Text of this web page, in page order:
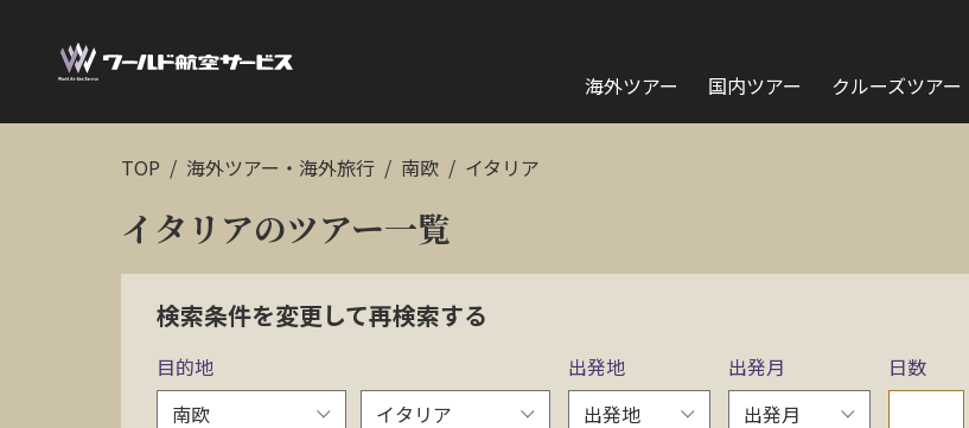
海外ツアー 国内ツアー クルーズツアー
TOP 海外ツアー・海外旅行 南欧 イタリア
イタリアのツアー一覧
検索条件を変更して再検索する
目的地 出発地 出発月 日数